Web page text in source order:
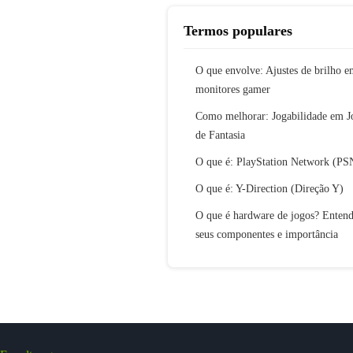
Termos populares
O que envolve: Ajustes de brilho
monitores gamer
Como melhorar: Jogabilidade em
de Fantasia
O que é: PlayStation Network
O que é: Y-Direction (Direção Y)
O que é hardware de jogos?
seus componentes e importância